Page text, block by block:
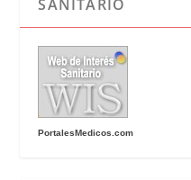
SANITARIO
PortalesMedicos.com